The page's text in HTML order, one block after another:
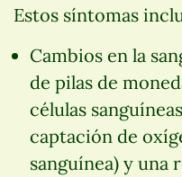
Estos síntomas
Cambios en la
de pilas de
células
captación de
sanguínea) y una